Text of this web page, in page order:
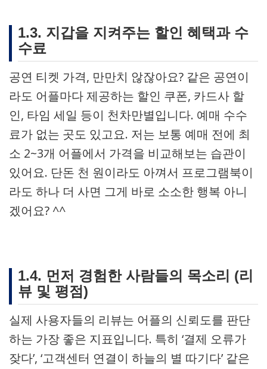
1.3. 지갑을 지켜주는 할인 혜택과 수
수료
공연 티켓 가격, 만만치 않잖아요? 같은 공연이
라도 어플마다 제공하는 할인 쿠폰, 카드사 할
인, 타임 세일 등이 천차만별입니다. 예매 수수
료가 없는 곳도 있고요. 저는 보통 예매 전에 최
소 2~3개 어플에서 가격을 비교해보는 습관이
있어요. 단돈 천 원이라도 아껴서 프로그램북이
라도 하나 더 사면 그게 바로 소소한 행복 아니
겠어요? ^^
1.4. 먼저 경험한 사람들의 목소리 (리
뷰 및 평점)
실제 사용자들의 리뷰는 어플의 신뢰도를 판단
하는 가장 좋은 지표입니다. 특히 ‘결제 오류가
잦다’, ‘고객센터 연결이 하늘의 별 따기다’ 같은